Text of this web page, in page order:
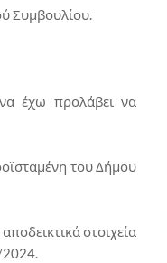
Συμβουλίου.
έχω προλάβει να
του Δήμου
στοιχεία
2024.